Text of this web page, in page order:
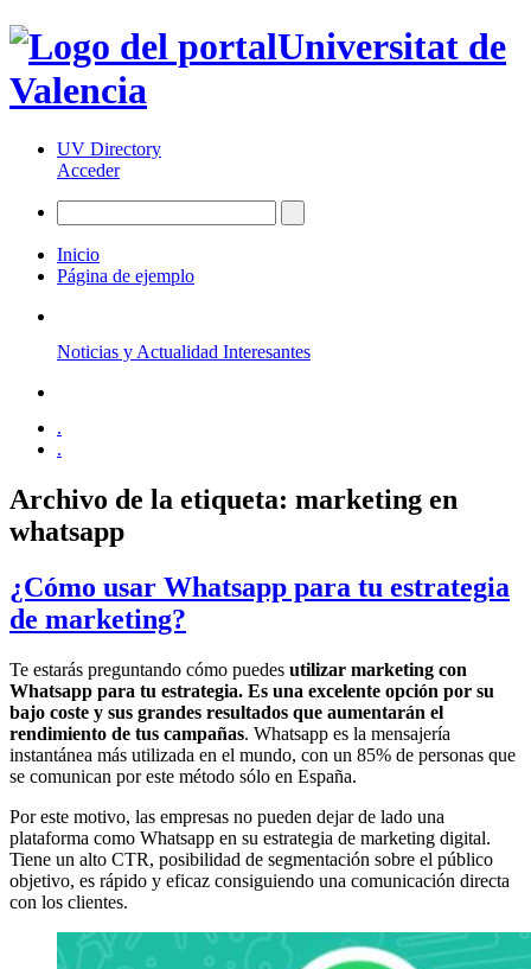
Universitat de
Valencia
UV Directory
Acceder
Inicio
Página de ejemplo
Noticias y Actualidad Interesantes
.
.
Archivo de la etiqueta: marketing en
whatsapp
¿Cómo usar Whatsapp para tu estrategia
de marketing?
Te estarás preguntando cómo puedes utilizar marketing con
Whatsapp para tu estrategia. Es una excelente opción por su
bajo coste y sus grandes resultados que aumentarán el
rendimiento de tus campañas. Whatsapp es la mensajería
instantánea más utilizada en el mundo, con un 85% de personas que
se comunican por este método sólo en España.
Por este motivo, las empresas no pueden dejar de lado una
plataforma como Whatsapp en su estrategia de marketing digital.
Tiene un alto CTR, posibilidad de segmentación sobre el público
objetivo, es rápido y eficaz consiguiendo una comunicación directa
con los clientes.